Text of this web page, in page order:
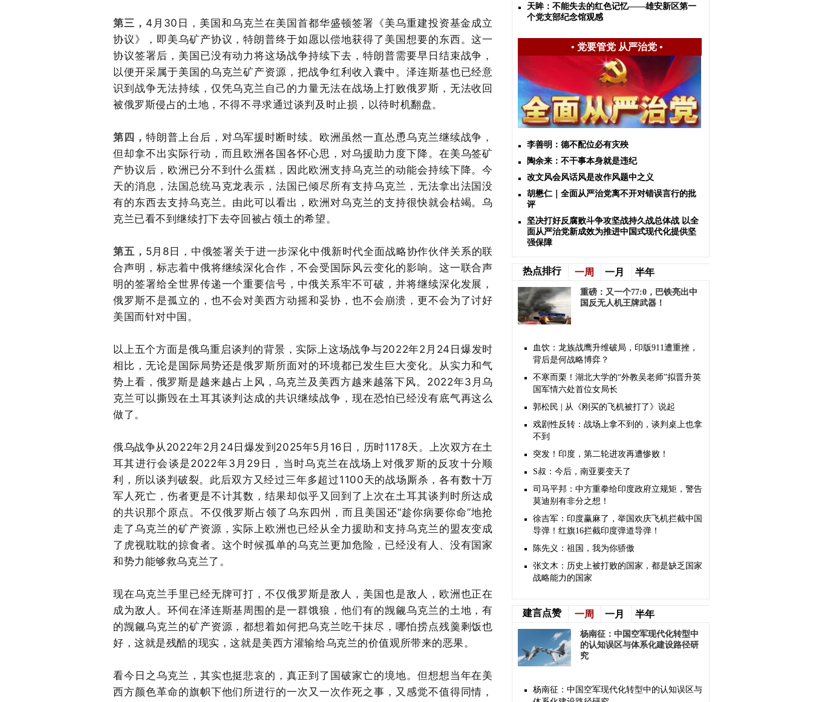
第三， 4月30日，美国和乌克兰在美国首都华盛顿签署《美乌重建投资基金成立
协议》，即美乌矿产协议，特朗普终于如愿以偿地获得了美国想要的东西。这一
协议签署后，美国已没有动力将这场战争持续下去，特朗普需要早日结束战争，
以便开采属于美国的乌克兰矿产资源，把战争红利收入囊中。泽连斯基也已经意
识到战争无法持续，仅凭乌克兰自己的力量无法在战场上打败俄罗斯，无法收回
被俄罗斯侵占的土地，不得不寻求通过谈判及时止损，以待时机翻盘。
第四， 特朗普上台后，对乌军援时断时续。欧洲虽然一直怂恿乌克兰继续战争，
但却拿不出实际行动，而且欧洲各国各怀心思，对乌援助力度下降。在美乌签矿
产协议后，欧洲已分不到什么蛋糕，因此欧洲支持乌克兰的动能会持续下降。今
天的消息，法国总统马克龙表示，法国已倾尽所有支持乌克兰，无法拿出法国没
有的东西去支持乌克兰。由此可以看出，欧洲对乌克兰的支持很快就会枯竭。乌
克兰已看不到继续打下去夺回被占领土的希望。
第五， 5月8日，中俄签署关于进一步深化中俄新时代全面战略协作伙伴关系的联
合声明，标志着中俄将继续深化合作，不会受国际风云变化的影响。这一联合声
明的签署给全世界传递一个重要信号，中俄关系牢不可破，并将继续深化发展，
俄罗斯不是孤立的，也不会对美西方动摇和妥协，也不会崩溃，更不会为了讨好
美国而针对中国。
以上五个方面是俄乌重启谈判的背景，实际上这场战争与2022年2月24日爆发时
相比，无论是国际局势还是俄罗斯所面对的环境都已发生巨大变化。从实力和气
势上看，俄罗斯是越来越占上风，乌克兰及美西方越来越落下风。2022年3月乌
克兰可以撕毁在土耳其谈判达成的共识继续战争，现在恐怕已经没有底气再这么
做了。
俄乌战争从2022年2月24日爆发到2025年5月16日，历时1178天。上次双方在土
耳其进行会谈是2022年3月29日，当时乌克兰在战场上对俄罗斯的反攻十分顺
利，所以谈判破裂。此后双方又经过三年多超过1100天的战场厮杀，各有数十万
军人死亡，伤者更是不计其数，结果却似乎又回到了上次在土耳其谈判时所达成
的共识那个原点。不仅俄罗斯占领了乌东四州，而且美国还“趁你病要你命”地抢
走了乌克兰的矿产资源，实际上欧洲也已经从全力援助和支持乌克兰的盟友变成
了虎视耽耽的掠食者。这个时候孤单的乌克兰更加危险，已经没有人、没有国家
和势力能够救乌克兰了。
现在乌克兰手里已经无牌可打，不仅俄罗斯是敌人，美国也是敌人，欧洲也正在
成为敌人。环伺在泽连斯基周围的是一群饿狼，他们有的觊觎乌克兰的土地，有
的觊觎乌克兰的矿产资源，都想着如何把乌克兰吃干抹尽，哪怕捞点残羹剩饭也
好，这就是残酷的现实，这就是美西方灌输给乌克兰的价值观所带来的恶果。
看今日之乌克兰，其实也挺悲哀的，真正到了国破家亡的境地。但想想当年在美
西方颜色革命的旗帜下他们所进行的一次又一次作死之事，又感觉不值得同情，
天眸：不能失去的红色记忆——雄安新区第一
个党支部纪念馆观感
• 党要管党 从严治党•
李善明：德不配位必有灾殃
陶余来：不干事本身就是违纪
改文风会风话风是改作风题中之义
胡懋仁｜全面从严治党离不开对错误言行的批
评
坚决打好反腐败斗争攻坚战持久战总体战 以全
面从严治党新成效为推进中国式现代化提供坚
强保障
热点排行 一周 一月 半年
重磅：又一个77:0，巴铁亮出中
国反无人机王牌武器！
血饮：龙族战鹰升维破局，印版911遭重挫，
背后是何战略博弈？
不寒而栗！湖北大学的“外教吴老师”拟晋升英
国军情六处首位女局长
郭松民 | 从《刚买的飞机被打了》说起
戏剧性反转：战场上拿不到的，谈判桌上也拿
不到
突发！印度，第二轮进攻再遭惨败！
S叔：今后，南亚要变天了
司马平邦：中方重拳给印度政府立规矩，警告
莫迪别有非分之想！
徐吉军：印度赢麻了，举国欢庆飞机拦截中国
导弹！红旗16拦截印度弹道导弹！
陈先义：祖国，我为你骄傲
张文木：历史上被打败的国家，都是缺乏国家
战略能力的国家
建言点赞 一周 一月 半年
杨南征：中国空军现代化转型中
的认知误区与体系化建设路径研
究
杨南征：中国空军现代化转型中的认知误区与